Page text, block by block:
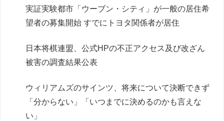
実証実験都市「ウーブン・シティ」が一般の居住希
望者の募集開始 すでにトヨタ関係者が居住
日本将棋連盟、公式HPの不正アクセス及び改ざん
被害の調査結果公表
ウィリアムズのサインツ、将来について決断できず
「分からない」「いつまでに決めるのかも言えな
い」